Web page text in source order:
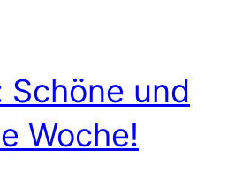
Schöne und
Woche!